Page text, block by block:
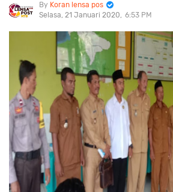
Koran lensa pos
Selasa, 21 Januari 2020
6:53 PM